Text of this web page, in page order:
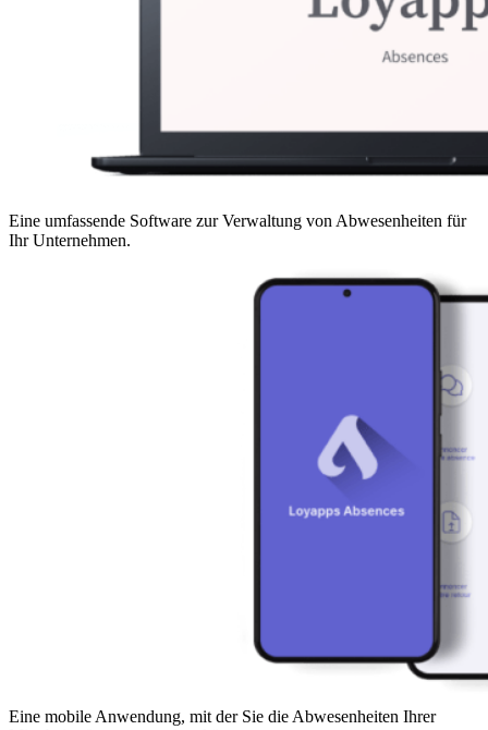
Eine umfassende Software zur Verwaltung von Abwesenheiten für
Ihr Unternehmen.
Eine mobile Anwendung, mit der Sie die Abwesenheiten Ihrer